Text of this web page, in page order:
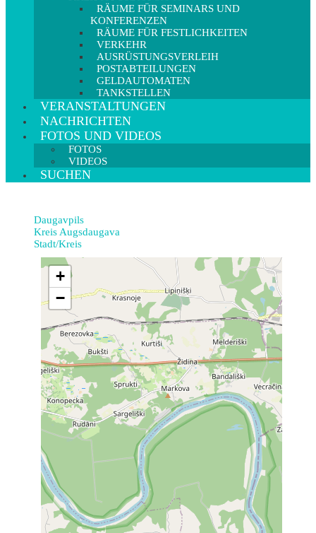
RÄUME FÜR SEMINARS UND
KONFERENZEN
RÄUME FÜR FESTLICHKEITEN
VERKEHR
AUSRÜSTUNGSVERLEIH
POSTABTEILUNGEN
GELDAUTOMATEN
TANKSTELLEN
VERANSTALTUNGEN
NACHRICHTEN
FOTOS UND VIDEOS
FOTOS
VIDEOS
SUCHEN
Daugavpils
Kreis Augsdaugava
Stadt/Kreis
+
−